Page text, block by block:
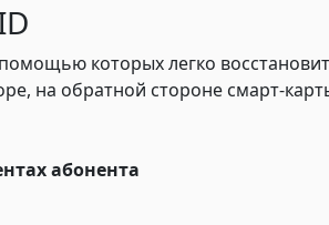
которых легко
на обратной стороне смарт-
абонента